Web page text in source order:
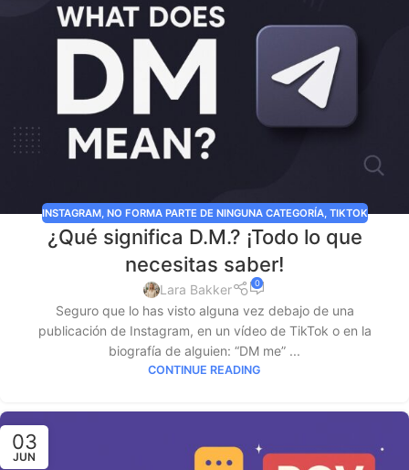
INSTAGRAM, NO FORMA PARTE DE NINGUNA CATEGORÍA, TIKTOK
¿Qué significa D.M.? ¡Todo lo que
necesitas saber!
Lara Bakker 0
Seguro que lo has visto alguna vez debajo de una
publicación de Instagram, en un vídeo de TikTok o en la
biografía de alguien: “DM me” ...
CONTINUE READING
03
JUN